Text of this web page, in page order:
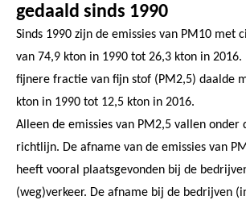
gedaald sinds 1990
Sinds 1990 zijn de emissies van PM10 met
van 74,9 kton in 1990 tot 26,3 kton in
fijnere fractie van fijn stof (PM2,5) daalde
kton in 1990 tot 12,5 kton in 2016.
Alleen de emissies van PM2,5 vallen onder
richtlijn. De afname van de emissies van
heeft vooral plaatsgevonden bij de
(weg)verkeer. De afname bij de bedrijven